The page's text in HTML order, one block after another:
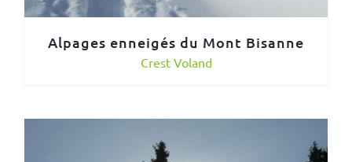
Alpages enneigés du Mont Bisanne
Crest Voland